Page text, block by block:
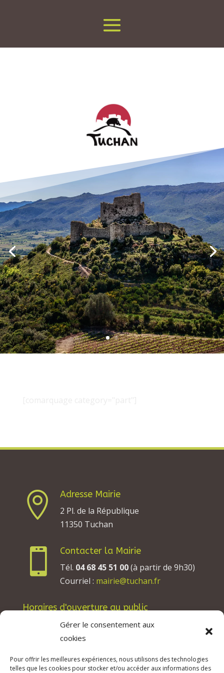
Gérer le consentement aux
cookies
Pour offrir les meilleures expériences, nous utilisons des technologies
telles que les cookies pour stocker et/ou accéder aux informations des

Adresse Mairie
2 Pl. de la République
11350 Tuchan

Contacter la Mairie
Tél. 04 68 45 51 00(à partir de 9h30)
Courriel : mairie@tuchan.fr
Horaires d'ouverture au public
Les lundis, mardis et jeudis : de 8h à 12h et de
13h30 à 17h30.
Les vendredis : de 8h à 12h.